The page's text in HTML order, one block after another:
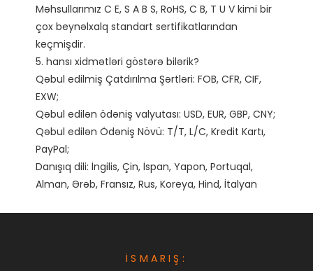
Məhsullarımız C E, S A B S, RoHS, C B, T U V kimi bir
çox beynəlxalq standart sertifikatlarından
keçmişdir.
5. hansı xidmətləri göstərə bilərik?
Qəbul edilmiş Çatdırılma Şərtləri: FOB, CFR, CIF,
EXW;
Qəbul edilən ödəniş valyutası: USD, EUR, GBP, CNY;
Qəbul edilən Ödəniş Növü: T/T, L/C, Kredit Kartı,
PayPal;
Danışıq dili: İngilis, Çin, İspan, Yapon, Portuqal,
İSMARIŞ: